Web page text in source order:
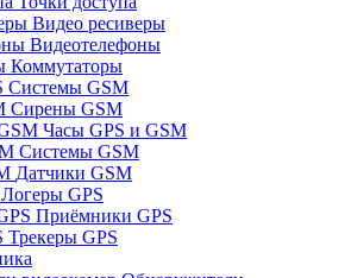
Видео ресиверы
Видеотелефоны
Коммутаторы
Системы GSM
Сирены GSM
Часы GPS и GSM
Системы GSM
Датчики GSM
Логеры GPS
Приёмники GPS
Трекеры GPS